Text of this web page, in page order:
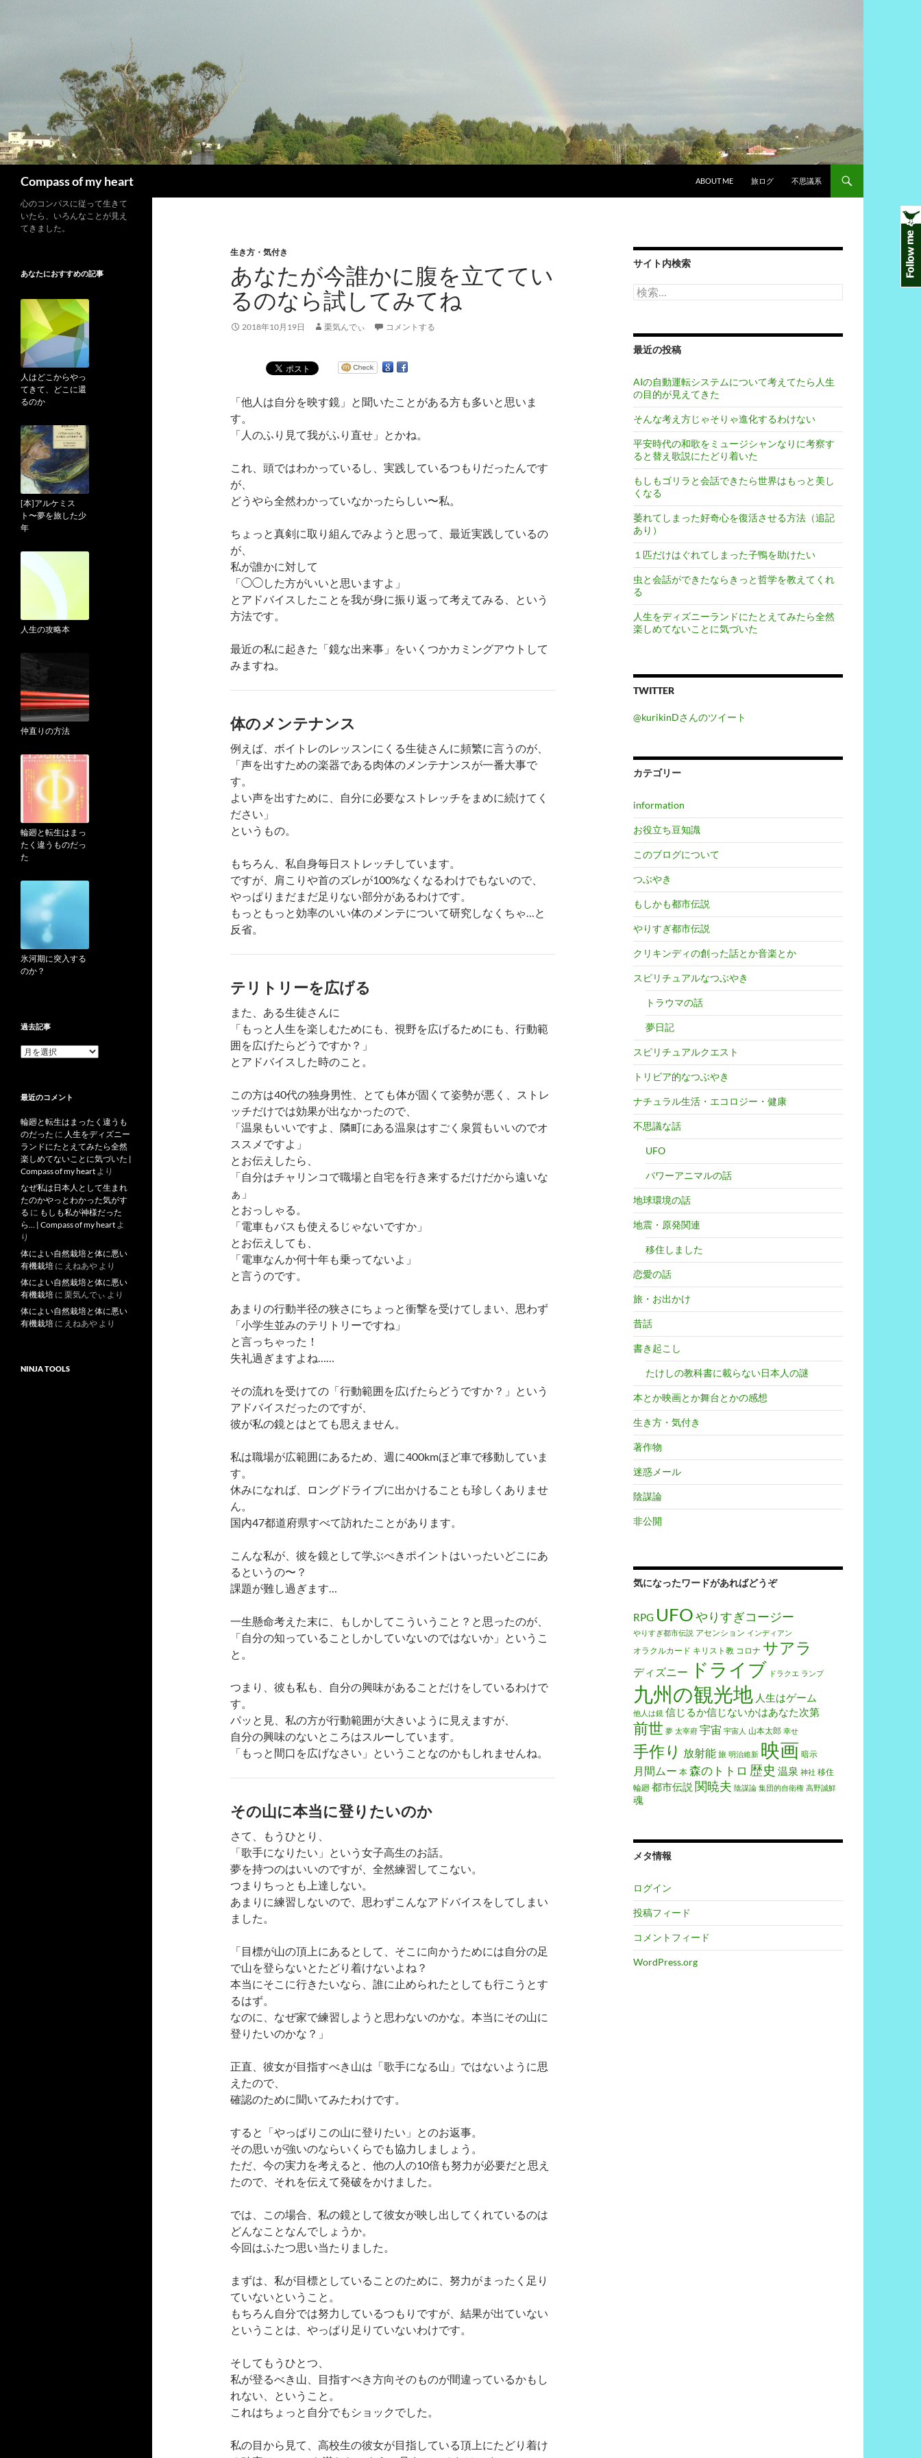
ッ
プ
Compass of my heart ABOUT ME 旅ログ 不思議系
生き方・気付き
あなたが今誰かに腹を立ててい
るのなら試してみてね
2018年10月19日 栗気んでぃ コメントする
「他人は自分を映す鏡」と聞いたことがある方も多いと思いま
す。
「人のふり見て我がふり直せ」とかね。
これ、頭ではわかっているし、実践しているつもりだったんです
が、
どうやら全然わかっていなかったらしい〜私。
ちょっと真剣に取り組んでみようと思って、最近実践しているの
が、
私が誰かに対して
「◯◯した方がいいと思いますよ」
とアドバイスしたことを我が身に振り返って考えてみる、という
方法です。
最近の私に起きた「鏡な出来事」をいくつかカミングアウトして
みますね。
体のメンテナンス
例えば、ボイトレのレッスンにくる生徒さんに頻繁に言うのが、
「声を出すための楽器である肉体のメンテナンスが一番大事で
す。
よい声を出すために、自分に必要なストレッチをまめに続けてく
ださい」
というもの。
もちろん、私自身毎日ストレッチしています。
ですが、肩こりや首のズレが100%なくなるわけでもないので、
やっぱりまだまだ足りない部分があるわけです。
もっともっと効率のいい体のメンテについて研究しなくちゃ…と
反省。
テリトリーを広げる
また、ある生徒さんに
「もっと人生を楽しむためにも、視野を広げるためにも、行動範
囲を広げたらどうですか？」
とアドバイスした時のこと。
この方は40代の独身男性、とても体が固くて姿勢が悪く、ストレ
ッチだけでは効果が出なかったので、
「温泉もいいですよ、隣町にある温泉はすごく泉質もいいのでオ
ススメですよ」
とお伝えしたら、
「自分はチャリンコで職場と自宅を行き来するだけだから遠いな
ぁ」
とおっしゃる。
「電車もバスも使えるじゃないですか」
とお伝えしても、
「電車なんか何十年も乗ってないよ」
と言うのです。
あまりの行動半径の狭さにちょっと衝撃を受けてしまい、思わず
「小学生並みのテリトリーですね」
と言っちゃった！
失礼過ぎますよね……
その流れを受けての「行動範囲を広げたらどうですか？」という
アドバイスだったのですが、
彼が私の鏡とはとても思えません。
私は職場が広範囲にあるため、週に400kmほど車で移動していま
す。
休みになれば、ロングドライブに出かけることも珍しくありませ
ん。
国内47都道府県すべて訪れたことがあります。
こんな私が、彼を鏡として学ぶべきポイントはいったいどこにあ
るというの〜？
課題が難し過ぎます…
一生懸命考えた末に、もしかしてこういうこと？と思ったのが、
「自分の知っていることしかしていないのではないか」というこ
と。
つまり、彼も私も、自分の興味があることだけをしているわけで
す。
パッと見、私の方が行動範囲が大きいように見えますが、
自分の興味のないところはスルーしています。
「もっと間口を広げなさい」ということなのかもしれませんね。
その山に本当に登りたいのか
さて、もうひとり、
「歌手になりたい」という女子高生のお話。
夢を持つのはいいのですが、全然練習してこない。
つまりちっとも上達しない。
あまりに練習しないので、思わずこんなアドバイスをしてしまい
ました。
「目標が山の頂上にあるとして、そこに向かうためには自分の足
で山を登らないとたどり着けないよね？
本当にそこに行きたいなら、誰に止められたとしても行こうとす
るはず。
なのに、なぜ家で練習しようと思わないのかな。本当にその山に
登りたいのかな？」
正直、彼女が目指すべき山は「歌手になる山」ではないように思
えたので、
確認のために聞いてみたわけです。
すると「やっぱりこの山に登りたい」とのお返事。
その思いが強いのならいくらでも協力しましょう。
ただ、今の実力を考えると、他の人の10倍も努力が必要だと思え
たので、それを伝えて発破をかけました。
では、この場合、私の鏡として彼女が映し出してくれているのは
どんなことなんでしょうか。
今回はふたつ思い当たりました。
まずは、私が目標としていることのために、努力がまったく足り
ていないということ。
もちろん自分では努力しているつもりですが、結果が出ていない
ということは、やっぱり足りていないわけです。
そしてもうひとつ、
私が登るべき山、目指すべき方向そのものが間違っているかもし
れない、ということ。
これはちょっと自分でもショックでした。
私の目から見て、高校生の彼女が目指している頂上にたどり着け
サイト内検索
検
索:
最近の投稿
AIの自動運転システムについて考えてたら人生
の目的が見えてきた
そんな考え方じゃそりゃ進化するわけない
平安時代の和歌をミュージシャンなりに考察す
ると替え歌説にたどり着いた
もしもゴリラと会話できたら世界はもっと美し
くなる
萎れてしまった好奇心を復活させる方法（追記
あり）
１匹だけはぐれてしまった子鴨を助けたい
虫と会話ができたならきっと哲学を教えてくれ
る
人生をディズニーランドにたとえてみたら全然
楽しめてないことに気づいた
TWITTER
@kurikinDさんのツイート
カテゴリー
information
お役立ち豆知識
このブログについて
つぶやき
もしかも都市伝説
やりすぎ都市伝説
クリキンディの創った話とか音楽とか
スピリチュアルなつぶやき
トラウマの話
夢日記
スピリチュアルクエスト
トリビア的なつぶやき
ナチュラル生活・エコロジー・健康
不思議な話
UFO
パワーアニマルの話
地球環境の話
地震・原発関連
移住しました
恋愛の話
旅・お出かけ
昔話
書き起こし
たけしの教科書に載らない日本人の謎
本とか映画とか舞台とかの感想
生き方・気付き
著作物
迷惑メール
陰謀論
非公開
気になったワードがあればどうぞ
RPG UFOやりすぎコージー
やりすぎ都市伝説 アセンション インディアン
オラクルカード キリスト教 コロナ サアラ
ディズニー ドライブ ドラクエ ランプ
九州の観光地 人生はゲーム
他人は鏡 信じるか信じないかはあなた次第
前世 夢 太宰府 宇宙 宇宙人 山本太郎 幸せ
手作り 放射能 旅 明治維新 映画 暗示
月間ムー 本 森のトトロ 歴史 温泉 神社 移住
輪廻 都市伝説 関暁夫 陰謀論 集団的自衛権 高野誠鮮
魂
メタ情報
ログイン
投稿フィード
コメントフィード
WordPress.org
心のコンパスに従って生きて
いたら、いろんなことが見え
てきました。
あなたにおすすめの記事
人はどこからやっ
てきて、どこに還
るのか
[本]アルケミス
ト〜夢を旅した少
年
人生の攻略本
仲直りの方法
輪廻と転生はまっ
たく違うものだっ
た
氷河期に突入する
のか？
過去記事
過
最近のコメント
輪廻と転生はまったく違うも
のだった に 人生をディズニー
ランドにたとえてみたら全然
楽しめてないことに気づいた |
Compass of my heart より
なぜ私は日本人として生まれ
たのかやっとわかった気がす
る に もしも私が神様だった
ら… | Compass of my heart よ
り
体によい自然栽培と体に悪い
有機栽培 に えねあや より
体によい自然栽培と体に悪い
有機栽培 に 栗気んでぃ より
体によい自然栽培と体に悪い
有機栽培 に えねあや より
NINJA TOOLS